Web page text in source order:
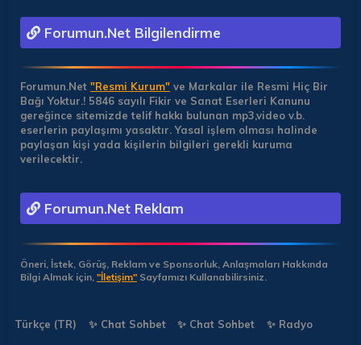
Forumun.Net Bilgilendirme
Forumun.Net "Resmi Kurum" ve Markalar ile Resmi Hiç Bir
Bağı Yoktur.! 5846 sayılı Fikir ve Sanat Eserleri Kanunu
gereğince sitemizde telif hakkı bulunan mp3,video v.b.
eserlerin paylaşımı yasaktır. Yasal işlem olması halinde
paylaşan kişi yada kişilerin bilgileri gerekli kuruma
verilecektir.
Forumun.Net Reklam
Öneri, İstek, Görüş, Reklam ve Sponsorluk, Anlaşmaları Hakkında
Bilgi Almak için, "İletişim" Sayfamızı Kullanabilirsiniz.
Türkçe (TR) ✨ Chat Sohbet ✨ Chat Sohbet ✨ Radyo